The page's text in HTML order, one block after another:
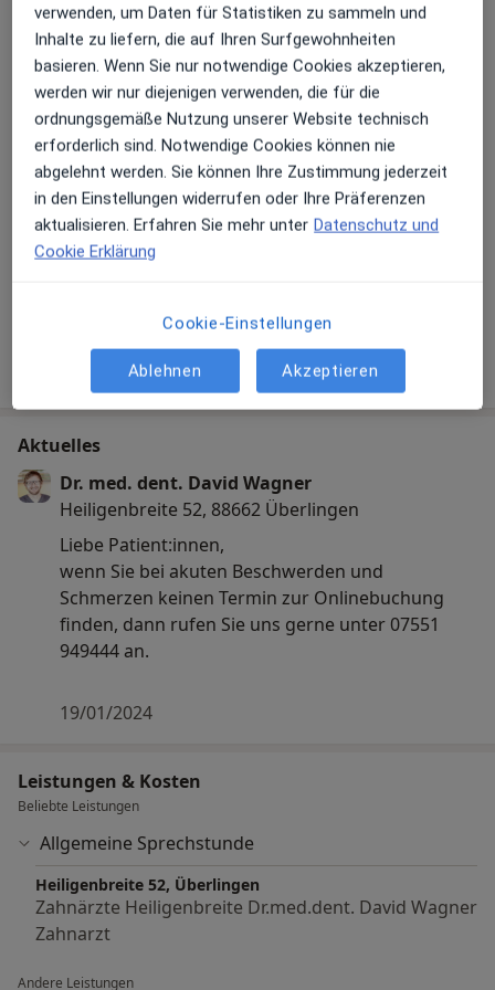
Durch eine Restauration kann auch hier eine deutliche
Verbesserung der Funktion und Ästhetik erzielt
werden. Mit den sogenannten „Non-Prep Veneers“ ist
es möglich Farb- und Formveränderung zu realisieren
ohne die Zähne zu präparieren. Die eigene Zahn wird
dabei nicht beschliffen bzw. angegriffen. Die
Behandlung mit Non-Prep-Veneers ist schmerzfrei und
die eigenen Zahnstrukturen werden geschont. Das
Aufhellen (Bleaching) einzelner verfärbter Zähne (z.B.
nach Wurzelkanalbehandlung) oder das Bleichen
Mikroskopgestützte Endodontologie
Unter Endodontie versteht man den Teilbereich der
Zahnheilkunde, welcher sich mit der Behandlung des
beschäftigt. Allgemein wir dies als
“Wurzelbehandlung” bezeichnet. Im Inneren eines
Zahnes befindet sich in einem feinen weit verzweigten
Kanalsystem ein Geflecht aus Blut- und Lymphgefäßen
sowie Nervenfasern. Dieses Gewebe kann sich durch
Kariesbakterien aber auch durch Unfälle,
zahnmedizinische oder kieferorthopädische
kann dies sehr schmerzhaft sein. In manchen Fällen
kann diese Entzündung aber auch ohne Symptome
wird das Kanalsystem möglichst vollständig von
infiziertem Gewebe und Bakterien gereinigt und
anschließend wieder so dicht verschlossen, dass keine
neuen Bakterien eindringen können. Sämtliche
Behandlungsschritte werden dabei unter einem
Mikroskop durchgeführt. Damit sind Strukturen
erkennbar und behandelbar die sonst mit dem bloßen
Konsultationsformate
PersönlichStandorte anzeigen (1)
Fotos und Videos
Mehr Details anzeigen
über Erfahrungen
Aktuelles
Dr. med. dent. David Wagner
Heiligenbreite 52, 88662 Überlingen
Liebe Patient:innen,
wenn Sie bei akuten Beschwerden und
Schmerzen keinen Termin zur Onlinebuchung
finden, dann rufen Sie uns gerne unter 07551
949444 an.
19/01/2024
Leistungen & Kosten
Beliebte Leistungen
Allgemeine Sprechstunde
Heiligenbreite 52, Überlingen
Zahnärzte Heiligenbreite Dr.med.dent. David Wagner
Zahnarzt
Andere Leistungen
verwenden, um Daten für Statistiken zu sammeln und
Inhalte zu liefern, die auf Ihren Surfgewohnheiten
basieren. Wenn Sie nur notwendige Cookies akzeptieren,
werden wir nur diejenigen verwenden, die für die
ordnungsgemäße Nutzung unserer Website technisch
erforderlich sind. Notwendige Cookies können nie
abgelehnt werden. Sie können Ihre Zustimmung jederzeit
in den Einstellungen widerrufen oder Ihre Präferenzen
aktualisieren. Erfahren Sie mehr unter Datenschutz und
Cookie Erklärung
Cookie-Einstellungen
Ablehnen Akzeptieren